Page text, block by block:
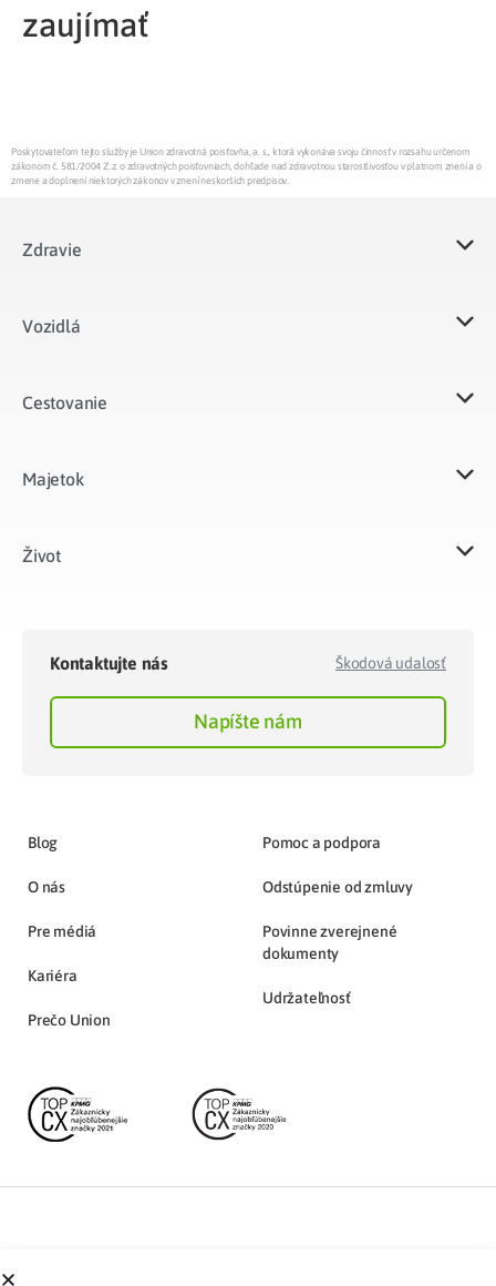
zaujímať
Poskytovateľom tejto služby je Union zdravotná poisťovňa, a. s., ktorá vykonáva svoju činnosť v rozsahu určenom
zákonom č. 581/2004 Z.z. o zdravotných poisťovniach, dohľade nad zdravotnou starostlivosťou v platnom znení a o
zmene a doplnení niektorých zákonov v znení neskorších predpisov.
Zdravie
Vozidlá​
Cestovanie
Majetok​
Život​
Kontaktujte nás Škodová udalosť
Napíšte nám
Blog
O nás
Pre médiá
Kariéra
Prečo Union
Pomoc a podpora
Odstúpenie od zmluvy
Povinne zverejnené
dokumenty
Udržateľnosť